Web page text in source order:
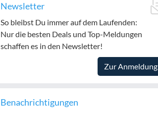
Newsletter
So bleibst Du immer auf dem Laufenden:
Nur die besten Deals und Top-Meldungen
schaffen es in den Newsletter!
Zur Anmeldung
Benachrichtigungen